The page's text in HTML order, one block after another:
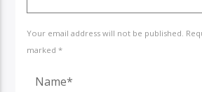
Your email address will not be published.
marked *